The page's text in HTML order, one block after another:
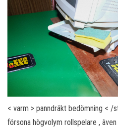
< varm > panndräkt bedömning < /
försona högvolym rollspelare ,